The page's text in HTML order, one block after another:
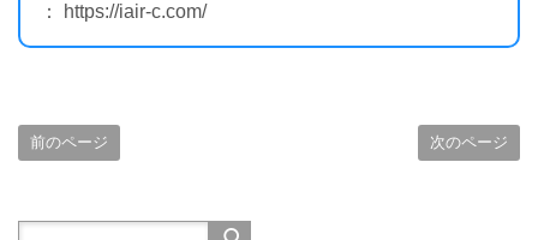
： https://iair-c.com/
前のページ 次のページ